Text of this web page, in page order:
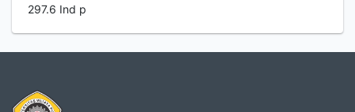
297.6 Ind p